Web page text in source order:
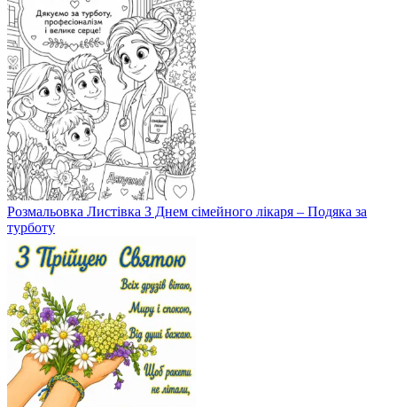
Розмальовка Листівка З Днем сімейного лікаря – Подяка за
турботу